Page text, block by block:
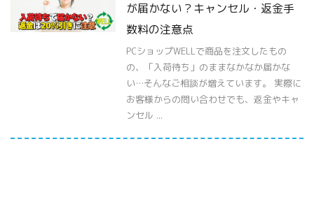
が届かない？キャンセル・返金手
数料の注意点
PCショップWELLで商品を注文したもの
の、「入荷待ち」のままなかなか届かな
い…そんなご相談が増えています。 実際に
お客様からの問い合わせでも、返金やキャ
ンセル ...